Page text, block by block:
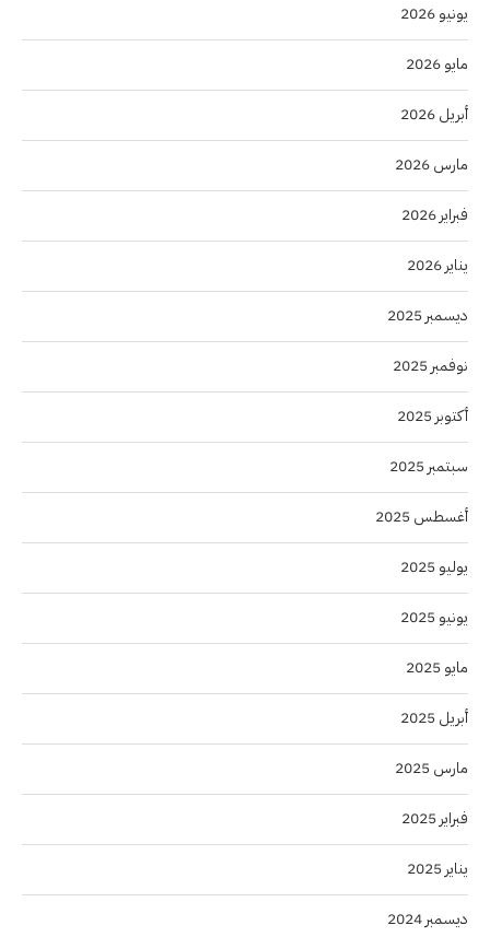
يونيو 2026
مايو 2026
أبريل 2026
مارس 2026
فبراير 2026
يناير 2026
ديسمبر 2025
نوفمبر 2025
أكتوبر 2025
سبتمبر 2025
أغسطس 2025
يوليو 2025
يونيو 2025
مايو 2025
أبريل 2025
مارس 2025
فبراير 2025
يناير 2025
ديسمبر 2024